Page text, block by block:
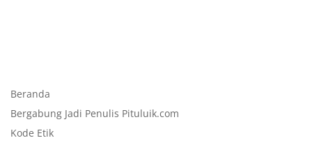
Beranda
Bergabung Jadi Penulis Pituluik.com
Kode Etik